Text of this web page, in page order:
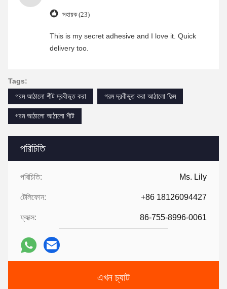
পরিচিতি
পরিচিতি: Ms. Lily
টেলিফোন: +86 18126094427
ফ্যাক্স: 86-755-8996-0061
এখন চ্যাট
সহায়ক (23)
This is my secret adhesive and I love it. Quick
delivery too.
Tags:
গরম আঠালো শীট দ্রবীভূত করা
গরম দ্রবীভূত করা আঠালো ফিল্ম
গরম আঠালো আঠালো শীট